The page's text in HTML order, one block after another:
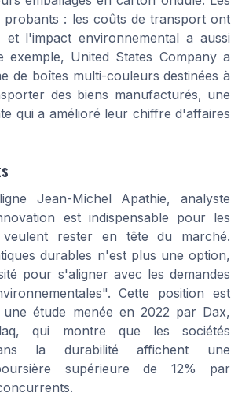
probants : les coûts de transport ont
et l'impact environnemental a aussi
exemple, United States Company a
de boîtes multi-couleurs destinées à
des biens manufacturés, une
qui a amélioré leur chiffre d'affaires
Jean-Michel Apathie, analyste
est indispensable pour les
veulent rester en tête du marché.
durables n'est plus une option,
pour s'aligner avec les demandes
Cette position est
étude menée en 2022 par Dax,
qui montre que les sociétés
la durabilité affichent une
supérieure de 12% par